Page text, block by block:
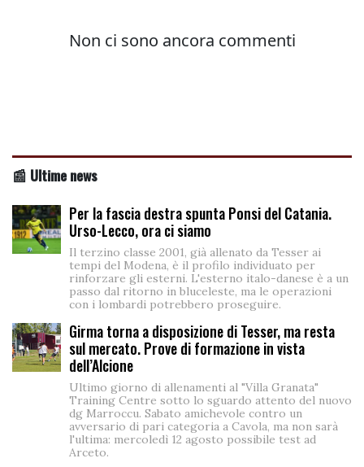
📰 Ultime news
Per la fascia destra spunta Ponsi del Catania.
Urso-Lecco, ora ci siamo
Il terzino classe 2001, già allenato da Tesser ai
tempi del Modena, è il profilo individuato per
rinforzare gli esterni. L'esterno italo-danese è a un
passo dal ritorno in bluceleste, ma le operazioni
con i lombardi potrebbero proseguire.
Girma torna a disposizione di Tesser, ma resta
sul mercato. Prove di formazione in vista
dell’Alcione
Ultimo giorno di allenamenti al "Villa Granata"
Training Centre sotto lo sguardo attento del nuovo
dg Marroccu. Sabato amichevole contro un
avversario di pari categoria a Cavola, ma non sarà
l'ultima: mercoledì 12 agosto possibile test ad
Arceto.